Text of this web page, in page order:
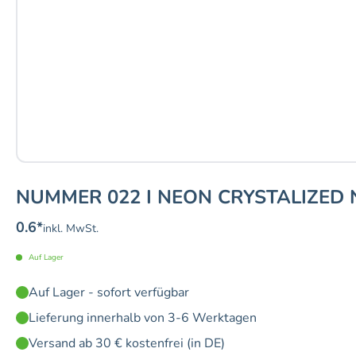
NUMMER 022 I NEON CRYSTALIZED
0.6*inkl. MwSt.
Auf Lager
Auf Lager - sofort verfügbar
Lieferung innerhalb von 3-6 Werktagen
Versand ab 30 € kostenfrei (in DE)